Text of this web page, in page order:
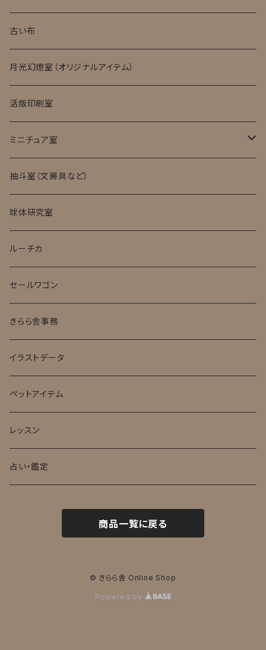
キット・完成品
ローマングラス
古い布
月光幻燈室（オリジナルアイテム）
活版印刷室
ミニチュア室
ミニチュア試験管入標本
抽斗室（文房具など）
球体研究室
ルーチカ
セールワゴン
きらら舎事務
イラストデータ
ペットアイテム
レッスン
占い・鑑定
商品一覧に戻る
© きらら舎 Online Shop
Powered by